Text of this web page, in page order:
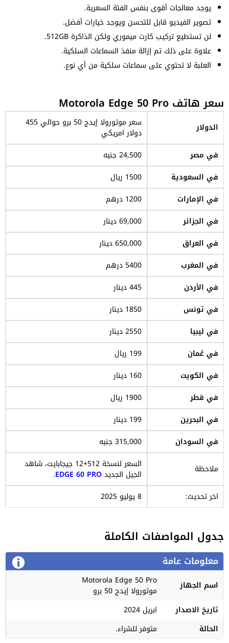
يوجد معالجات أقوى بنفس الفئة السعرية.
تصوير الفيديو قابل للتحسن ويوجد خيارات أفضل.
لن تستطيع تركيب كارت ميموري ولكن الذاكرة 512GB.
علاوة على ذلك تم إزالة منفذ السماعات السلكية.
العلبة لا تحتوي على سماعات سلكية من أي نوع.
سعر هاتف Motorola Edge 50 Pro
الدولار سعر موتورولا إيدج 50 برو حوالي 455
دولار امريكي
في مصر
24,500 جنيه
في السعودية
1500 ريال
في الإمارات
1200 درهم
في الجزائر
69,000 دينار
في العراق
650,000 دينار
في المغرب
5400 درهم
في الأردن
445 دينار
في تونس
1850 دينار
في ليبيا
2550 دينار
في عُمان
199 ريال
في الكويت
160 دينار
في قطر
1900 ريال
في البحرين
199 دينار
في السودان
315,000 جنيه
ملاحظة
السعر لنسخة 512+12 جيجابايت، شاهد
الجيل الجديدEDGE 60 PRO
.
اخر تحديث:
8 يوليو 2025
جدول المواصفات الكاملة
معلومات عامة
اسم الجهاز Motorola Edge 50 Pro
موتورولا إيدج 50 برو
تاريخ الاصدار
ابريل 2024
الحالة
متوفر للشراء.